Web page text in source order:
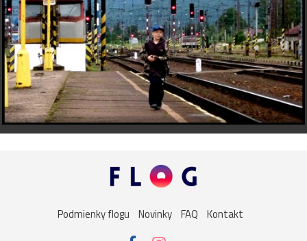
Podmienky flogu Novinky FAQ Kontakt